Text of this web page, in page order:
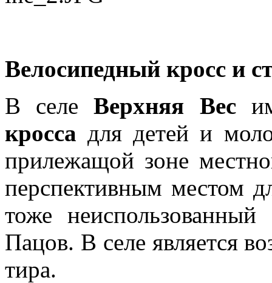
Велосипедный кросс и
В селеВерхняя Вес
кросса для детей и
прилежащой зоне
перспективным местом
тоже неиспользованный
Пацов. В селе является
тира.